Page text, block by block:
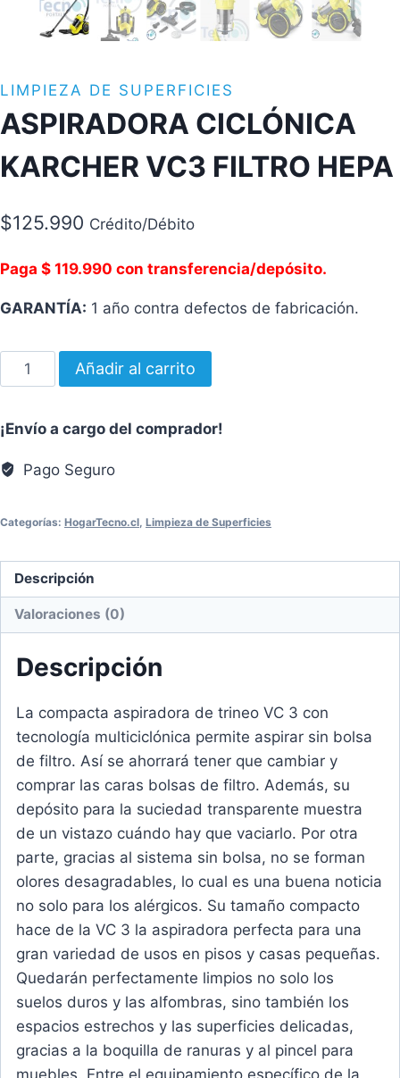
LIMPIEZA DE SUPERFICIES
ASPIRADORA CICLÓNICA
KARCHER VC3 FILTRO HEPA
$125.990 Crédito/Débito
Paga $ 119.990 con transferencia/depósito.
GARANTÍA: 1 año contra defectos de fabricación.
ASPIRADORA
CICLÓNICA
VC3
FILTRO
HEPA
Añadir al carrito
¡Envío a cargo del comprador!
Pago Seguro
Categorías: HogarTecno.cl Limpieza de Superficies
Descripción
Valoraciones (0)
Descripción
La compacta aspiradora de trineo VC 3 con
tecnología multiciclónica permite aspirar sin bolsa
de filtro. Así se ahorrará tener que cambiar y
comprar las caras bolsas de filtro. Además, su
depósito para la suciedad transparente muestra
de un vistazo cuándo hay que vaciarlo. Por otra
parte, gracias al sistema sin bolsa, no se forman
olores desagradables, lo cual es una buena noticia
no solo para los alérgicos. Su tamaño compacto
hace de la VC 3 la aspiradora perfecta para una
gran variedad de usos en pisos y casas pequeñas.
Quedarán perfectamente limpios no solo los
suelos duros y las alfombras, sino también los
espacios estrechos y las superficies delicadas,
gracias a la boquilla de ranuras y al pincel para